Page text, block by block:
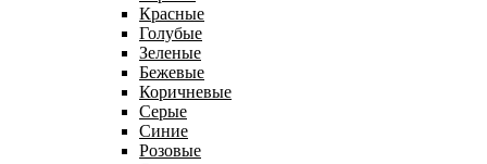
Красные
Голубые
Зеленые
Бежевые
Коричневые
Серые
Синие
Розовые